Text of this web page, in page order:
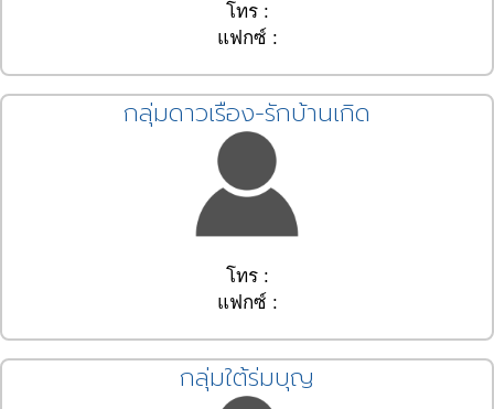
โทร :
แฟกซ์ :
กลุ่มดาวเรือง-รักบ้านเกิด
โทร :
แฟกซ์ :
กลุ่มใต้ร่มบุญ